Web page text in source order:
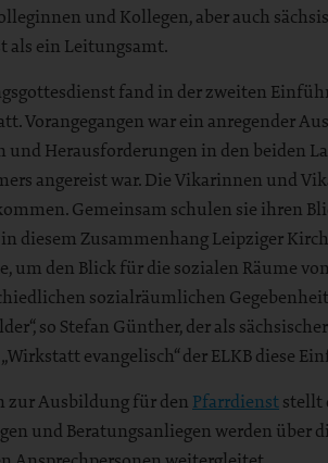
und Kollegen, aber auch
als ein Leitungsamt.
fand in der zweiten
Vorangegangen war ein anregender
und Herausforderungen in den beiden
angereist war. Die Vikarinnen und
Gemeinsam schulen sie ihren
diesem Zusammenhang Leipziger
um den Blick für die sozialen Räume
sozialräumlichen
so Stefan Günther, der als
evangelisch“ der ELKB diese
Ausbildung für den Pfarrdienststellt
und Beratungsanliegen werden über